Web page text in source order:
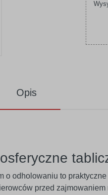
Opis
odholowaniu to
przed